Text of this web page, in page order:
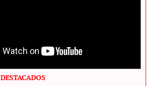
la puedes ver por el canal de YouTube de
LR/LNB